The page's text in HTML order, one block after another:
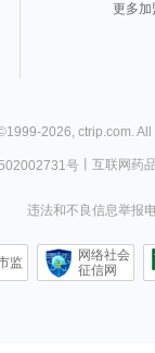
更多加
1999-2026, ctrip.com.
号丨 互联网药
违法和不良信息举报
监
网络社会
征信网